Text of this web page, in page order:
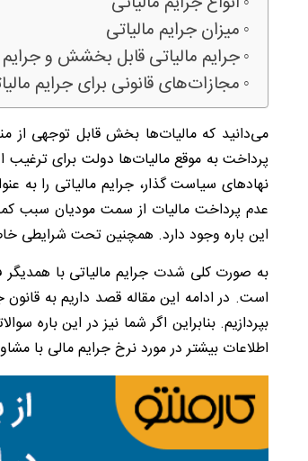
میزان جرایم مالیاتی
جرایم مالیاتی قابل بخشش و
مجازات‌های قانونی برای جرایم
می‌دانید که مالیات‌ها بخش قابل توجهی از
پرداخت به موقع مالیات‌ها دولت برای ترغیب
نهادهای سیاست گذار، جرایم مالیاتی را به
عدم پرداخت مالیات از سمت مودیان سبب
این باره وجود دارد. همچنین تحت شرایطی
به صورت کلی شدت جرایم مالیاتی با
است. در ادامه این مقاله قصد داریم به
بپردازیم. بنابراین اگر شما نیز در این باره
اطلاعات بیشتر در مورد نرخ جرایم مالی با